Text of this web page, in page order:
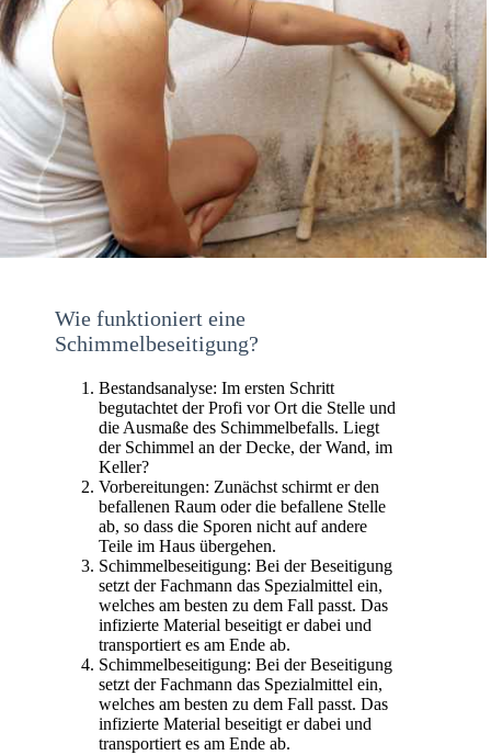
Wie funktioniert eine
Schimmelbeseitigung?
Bestandsanalyse: Im ersten Schritt
begutachtet der Profi vor Ort die Stelle und
die Ausmaße des Schimmelbefalls. Liegt
der Schimmel an der Decke, der Wand, im
Keller?
Vorbereitungen: Zunächst schirmt er den
befallenen Raum oder die befallene Stelle
ab, so dass die Sporen nicht auf andere
Teile im Haus übergehen.
Schimmelbeseitigung: Bei der Beseitigung
setzt der Fachmann das Spezialmittel ein,
welches am besten zu dem Fall passt. Das
infizierte Material beseitigt er dabei und
transportiert es am Ende ab.
Schimmelbeseitigung: Bei der Beseitigung
setzt der Fachmann das Spezialmittel ein,
welches am besten zu dem Fall passt. Das
infizierte Material beseitigt er dabei und
transportiert es am Ende ab.